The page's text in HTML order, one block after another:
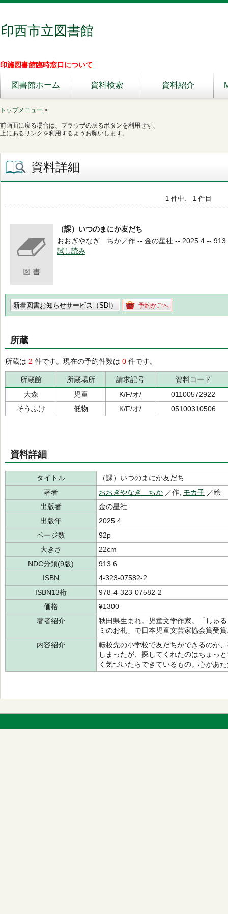
印西市立図書館
印旛図書館臨時窓口について
図書館ホーム 資料検索 資料紹介
トップメニュー >
前画面に戻る場合は、ブラウザの戻るボタンを利用せず、
上にあるリンクを利用するようお願いします。
資料詳細
1 件中、 1 件目
（課）いつのまにか友だち
おおぎやなぎ ちか／作 -- 金の星社 -- 2025.4 --
試し読み
新着図書お知らせサービス（SDI） 予約かごへ
所蔵
所蔵は 2 件です。現在の予約件数は 0 件です。
所蔵館 所蔵場所 請求記号
資料コード
大森
児童 K/F/オ/
01100572922
そうふけ
低物 K/F/オ/ 05100310506
資料詳細
タイトル
（課）いつのまにか友だち
著者
おおぎやなぎ ちか ／作, モカ子 ／絵
出版者
金の星社
出版年
2025.4
ページ数
92p
大きさ
22cm
NDC分類(9版)
913.6
ISBN
4-323-07582-2
ISBN13桁
978-4-323-07582-2
価格
¥1300
著者紹介
秋田県生まれ。児童文学作家。「しゅ
ミのお札」で日本児童文芸家協会賞受
内容紹介
転校先の小学校で友だちができるのか
しまったが、探してくれたのはちょっ
く気づいたらできているもの。心があ